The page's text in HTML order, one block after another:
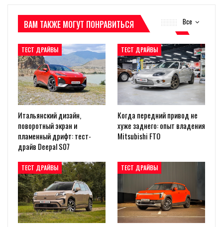
Все
ВАМ ТАКЖЕ МОГУТ ПОНРАВИТЬСЯ
ТЕСТ ДРАЙВЫ
Итальянский дизайн,
поворотный экран и
пламенный дрифт: тест-
драйв Deepal S07
ТЕСТ ДРАЙВЫ
Когда передний привод не
хуже заднего: опыт владения
Mitsubishi FTO
ТЕСТ ДРАЙВЫ ТЕСТ ДРАЙВЫ